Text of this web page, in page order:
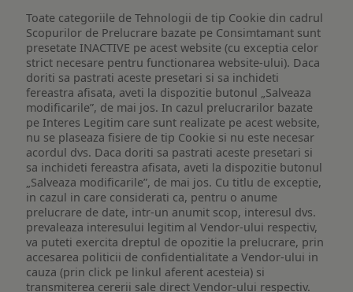
Toate categoriile de Tehnologii de tip Cookie din cadrul
Scopurilor de Prelucrare bazate pe Consimtamant sunt
presetate INACTIVE pe acest website (cu exceptia celor
strict necesare pentru functionarea website-ului). Daca
doriti sa pastrati aceste presetari si sa inchideti
fereastra afisata, aveti la dispozitie butonul „Salveaza
modificarile”, de mai jos. In cazul prelucrarilor bazate
pe Interes Legitim care sunt realizate pe acest website,
nu se plaseaza fisiere de tip Cookie si nu este necesar
acordul dvs. Daca doriti sa pastrati aceste presetari si
sa inchideti fereastra afisata, aveti la dispozitie butonul
„Salveaza modificarile”, de mai jos. Cu titlu de exceptie,
in cazul in care considerati ca, pentru o anume
prelucrare de date, intr-un anumit scop, interesul dvs.
prevaleaza interesului legitim al Vendor-ului respectiv,
va puteti exercita dreptul de opozitie la prelucrare, prin
accesarea politicii de confidentialitate a Vendor-ului in
cauza (prin click pe linkul aferent acesteia) si
transmiterea cererii sale direct Vendor-ului respectiv.